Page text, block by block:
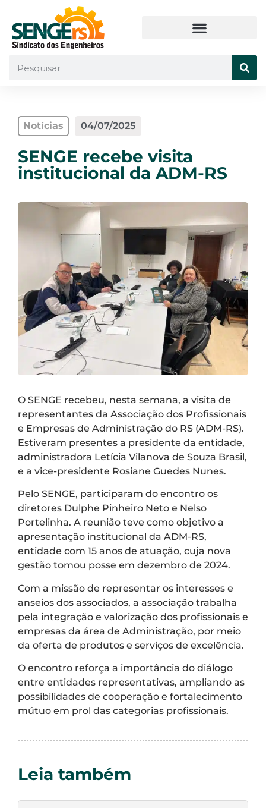
Notícias 04/07/2025
SENGE recebe visita
institucional da ADM-RS
O SENGE recebeu, nesta semana, a visita de
representantes da Associação dos Profissionais
e Empresas de Administração do RS (ADM-RS).
Estiveram presentes a presidente da entidade,
administradora Letícia Vilanova de Souza Brasil,
e a vice-presidente Rosiane Guedes Nunes.
Pelo SENGE, participaram do encontro os
diretores Dulphe Pinheiro Neto e Nelso
Portelinha. A reunião teve como objetivo a
apresentação institucional da ADM-RS,
entidade com 15 anos de atuação, cuja nova
gestão tomou posse em dezembro de 2024.
Com a missão de representar os interesses e
anseios dos associados, a associação trabalha
pela integração e valorização dos profissionais e
empresas da área de Administração, por meio
da oferta de produtos e serviços de excelência.
O encontro reforça a importância do diálogo
entre entidades representativas, ampliando as
possibilidades de cooperação e fortalecimento
mútuo em prol das categorias profissionais.
Leia também